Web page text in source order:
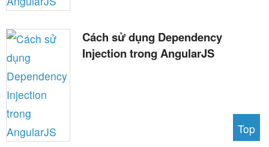
Cách sử dụng Dependency
Injection trong AngularJS
Top